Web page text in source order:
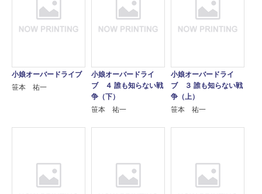
小娘オーバードライブ
笹本 祐一
小娘オーバードライ
ブ ４ 誰も知らない戦
争（下）
笹本 祐一
小娘オーバードライ
ブ ３ 誰も知らない戦
争（上）
笹本 祐一